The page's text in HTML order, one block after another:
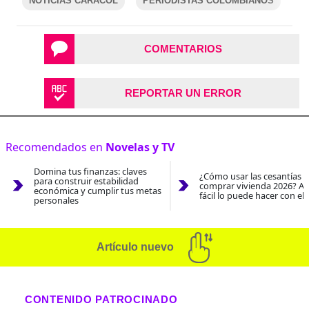
COMENTARIOS
REPORTAR UN ERROR
Recomendados en Novelas y TV
Domina tus finanzas: claves
para construir estabilidad
económica y cumplir tus metas
personales
¿Cómo usar las cesantías
comprar vivienda 2026?
fácil lo puede hacer con el
Artículo nuevo
CONTENIDO PATROCINADO